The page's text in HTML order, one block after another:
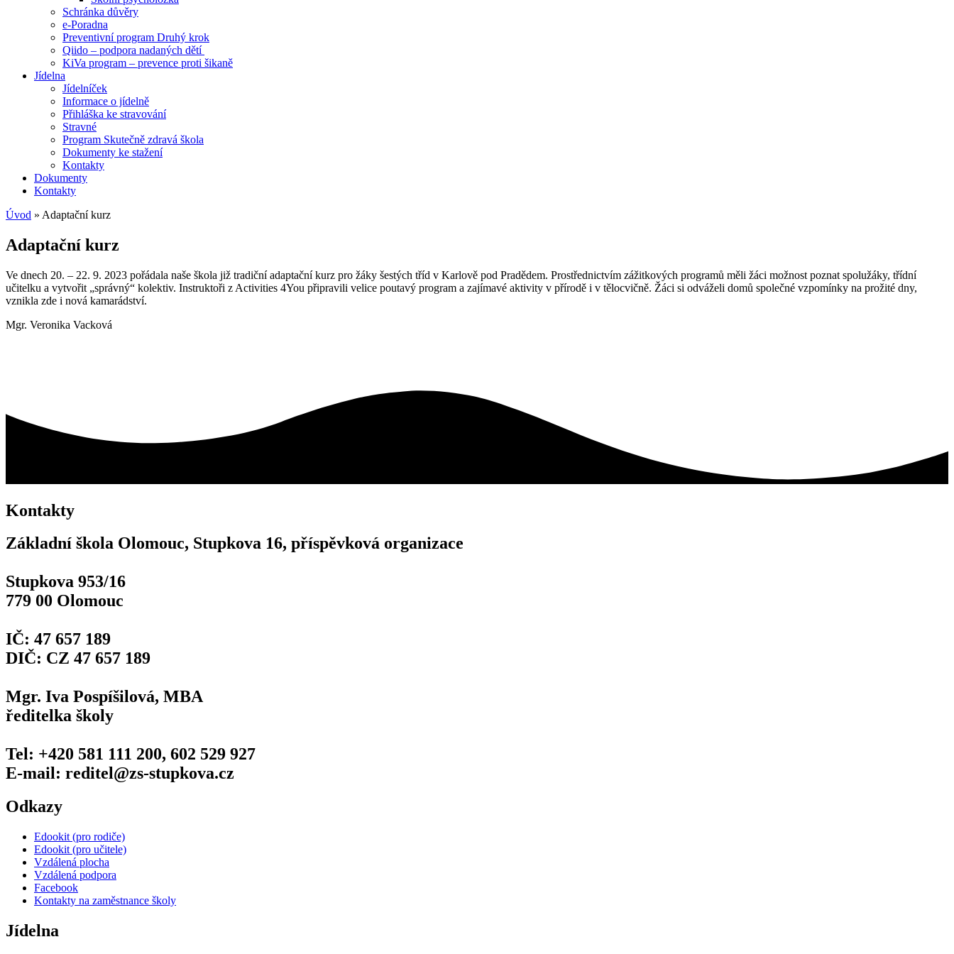
Schránka důvěry
e-Poradna
Preventivní program Druhý krok
Qiido – podpora nadaných dětí
KiVa program – prevence proti šikaně
Jídelna
Jídelníček
Informace o jídelně
Přihláška ke stravování
Stravné
Program Skutečně zdravá škola
Dokumenty ke stažení
Kontakty
Dokumenty
Kontakty
Úvod » Adaptační kurz
Adaptační kurz
Ve dnech 20. – 22. 9. 2023 pořádala naše škola již tradiční adaptační kurz pro žáky šestých tříd v Karlově pod Pradědem. Prostřednictvím zážitkových programů měli žáci možnost poznat spolužáky, třídní
učitelku a vytvořit „správný“ kolektiv. Instruktoři z Activities 4You připravili velice poutavý program a zajímavé aktivity v přírodě i v tělocvičně. Žáci si odváželi domů společné vzpomínky na prožité dny,
vznikla zde i nová kamarádství.
Mgr. Veronika Vacková
Kontakty
Základní škola Olomouc, Stupkova 16, příspěvková organizace
Stupkova 953/16
779 00 Olomouc
IČ: 47 657 189
DIČ: CZ 47 657 189
Mgr. Iva Pospíšilová, MBA
ředitelka školy
Tel: +420 581 111 200, 602 529 927
E-mail: reditel@zs-stupkova.cz
Odkazy
Edookit (pro rodiče)
Edookit (pro učitele)
Vzdálená plocha
Vzdálená podpora
Facebook
Kontakty na zaměstnance školy
Jídelna